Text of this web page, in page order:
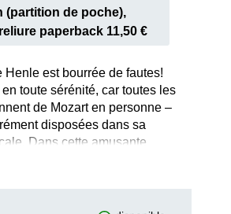
(partition de poche),
paperback 11,50 €
Henle est bourrée de fautes!
en toute sérénité, car toutes les
de Mozart en personne –
disposées dans sa
Dans cette amusante
mais non pas en
n’est pas de lui). Cette